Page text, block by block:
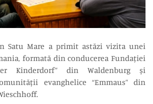
Satu Mare a primit astăzi vizita unei
formată din conducerea Fundației
Kinderdorf” din Waldenburg și
evanghelice “Emmaus” din